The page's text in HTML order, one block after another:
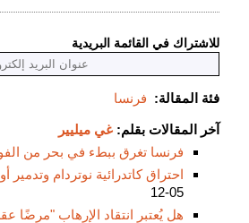
للاشتراك في القائمة البريدية
فئة المقالة: فرنسا
آخر المقالات بقلم: غي ميليير
فرنسا تغرق ببطء في بحر من
احتراق كاتدرائية نوتردام وتدمير
05-12
هل يُعتبر انتقاد الإرهاب "مرضًا